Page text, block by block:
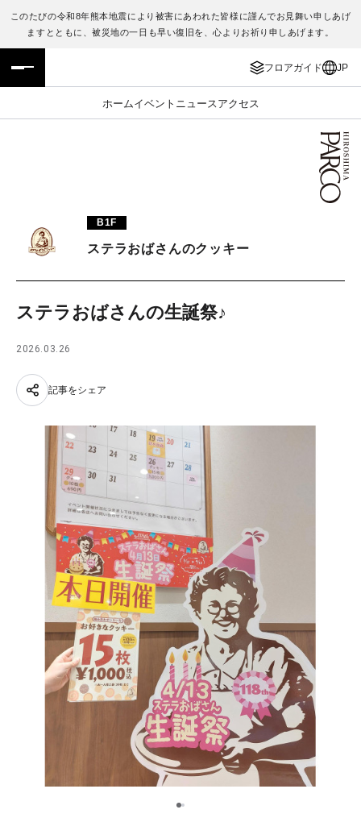
このたびの令和8年熊本地震により被害にあわれた皆様に謹んでお見舞い申しあげ
ますとともに、被災地の一日も早い復旧を、心よりお祈り申しあげます。
フロアガイド JP
ホームイベント ニュース アクセス
フロアガイド
施設案内・アクセス
TAX FREE
ENGLISH
繁体字
日本語
B1F
ステラおばさんのクッキー
ステラおばさんの生誕祭♪
2026.03.26
記事をシェア
1